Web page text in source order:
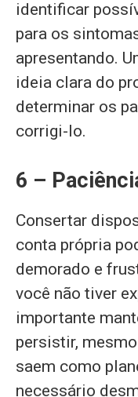
identificar
para os
apresentando.
ideia clara do
determinar os
corrigi-lo.
6 –
Consertar
conta própria
demorado e
você não tiver
importante
persistir,
saem como
necessário